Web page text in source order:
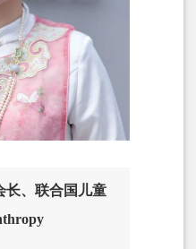
长、联合国儿童